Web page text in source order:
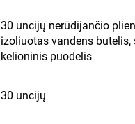
30 uncijų nerūdijančio
izoliuotas vandens butelis,
kelioninis puodelis
30 uncijų